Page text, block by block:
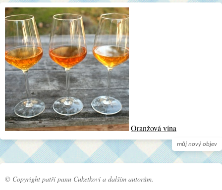
můj nový objev
Oranžová vína
© Copyright patří panu Cuketkovi a dalším autorům.